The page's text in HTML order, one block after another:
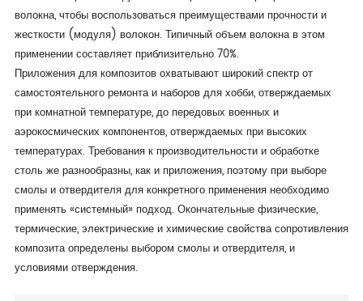
волокна, чтобы воспользоваться преимуществами прочности и
жесткости (модуля) волокон. Типичный объем волокна в этом
применении составляет приблизительно 70%.
Приложения для композитов охватывают широкий спектр от
самостоятельного ремонта и наборов для хобби, отверждаемых
при комнатной температуре, до передовых военных и
аэрокосмических компонентов, отверждаемых при высоких
температурах. Требования к производительности и обработке
столь же разнообразны, как и приложения, поэтому при выборе
смолы и отвердителя для конкретного применения необходимо
применять «системный» подход. Окончательные физические,
термические, электрические и химические свойства сопротивления
композита определены выбором смолы и отвердителя, и
условиями отверждения.